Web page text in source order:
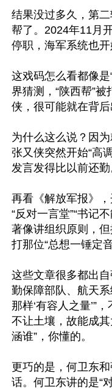
结果没过多久，第
帮了。2024年11月
停职，海军系统也开
这戏码怎么看都像
界猜测，“陕西帮”
侠，很可能就在背后
为什么这么说？因
张又侠突然开始“高
发言发得比以前还勤
再看《解放军报》
“反对一言堂”“书记
著像讲组织原则，
打那位“总想一锤定
这些文章很多都出
勤保障部队、航天
那样‘有容人之量’”
不让土壤，故能成
涵谁”，你懂的。
更巧的是，何卫东
话。何卫东讲的是“